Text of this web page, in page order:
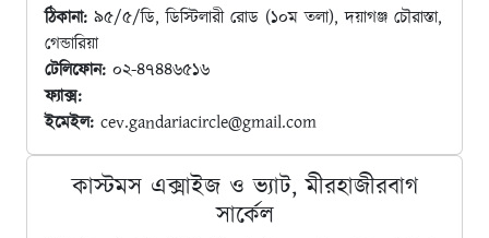
ঠিকানা: ৯৫/৫/ডি, ডিস্টিলারী রোড (১০ম তলা), দয়াগঞ্জ চৌরাস্তা,
গেন্ডারিয়া
টেলিফোন: ০২-৪৭৪৪৬৫১৬
ফ্যাক্স:
ইমেইল: cev.gandariacircle@gmail.com
কাস্টমস এক্সাইজ ও ভ্যাট, মীরহাজীরবাগ
সার্কেল